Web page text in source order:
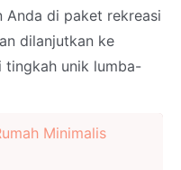
Anda di paket rekreasi
dilanjutkan ke
tingkah unik lumba-
Minimalis